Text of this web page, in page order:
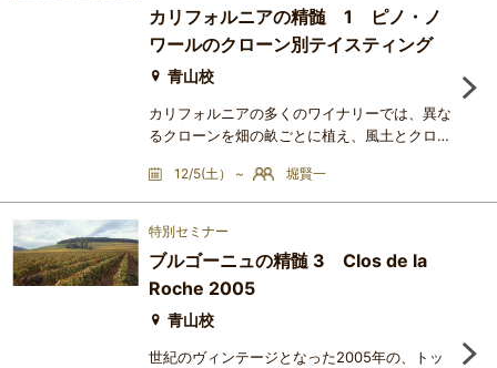
までの食文化の流れをたど
カリフォルニアの精髄 1 ピノ・ノ
ワールのクローン別テイスティング
青山校
カリフォルニアの多くのワイナリーでは、異な
るクローンを畑の畝ごとに植え、風土とクロー
ソノマ・コーストのケラー・エステートが
2005年ヴィンテージで実験的に瓶詰めした、
ラ・クルーズ・ヴィンヤードのクローン別ピ
ンX をブラインドで試飲し、クローンごとの個
性について検討します。【ワインリスト】
Keller Estate La Cruz Vineyard Pino
12/5(土） ~ 堀賢一
特別セミナー
ブルゴーニュの精髄 3 Clos de la
Roche 2005
青山校
世紀のヴィンテージとなった2005年の、トッ